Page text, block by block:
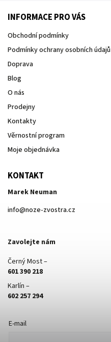
INFORMACE PRO VÁS
Obchodní podmínky
Podmínky ochrany osobních údajů
Doprava
Blog
O nás
Prodejny
Kontakty
Věrnostní program
Moje objednávka
KONTAKT
Marek Neuman
info@noze-zvostra.cz
Zavolejte nám
Černý Most –
601 390 218
Karlín –
602 257 294
E-mail